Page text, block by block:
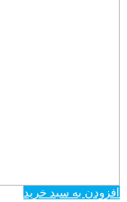
افزودن به سبد خرید